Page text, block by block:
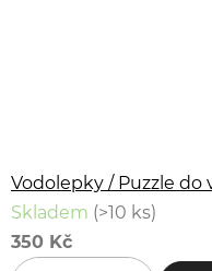
Vodolepky / Puzzle do
Skladem (>10 ks)
350 Kč